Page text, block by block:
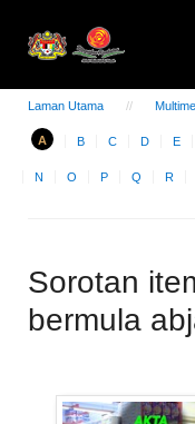
Laman Utama
A B C D E
N O P Q R
Sorotan
bermula